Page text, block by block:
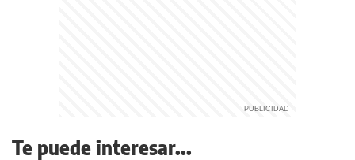
Te puede interesar...